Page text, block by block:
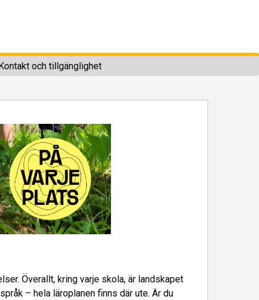
och tillgänglighet
Överallt, kring varje skola, är landskapet
– hela läroplanen finns där ute. Är du